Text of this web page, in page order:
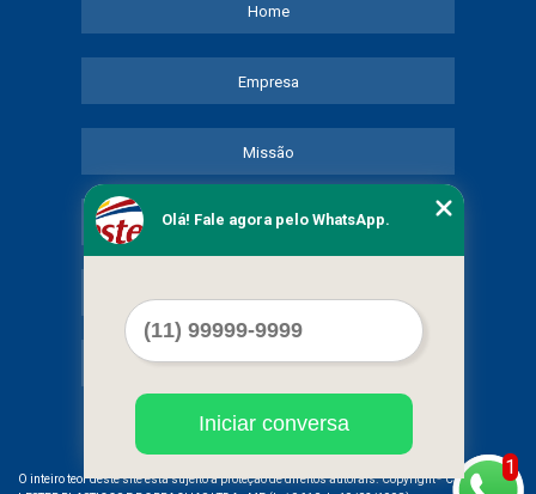
Home
Empresa
Missão
Serviços
Mapa do site
O inteiro teor deste site está sujeito à proteção de direitos autorais. Copyright COMERCIAL
1
Olá! Fale agora pelo WhatsApp.
Iniciar conversa